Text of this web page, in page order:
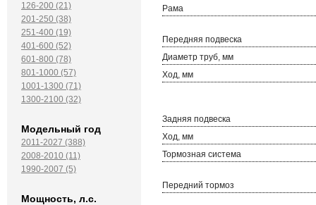
126-200 (21)
201-250 (38)
251-400 (19)
401-600 (52)
601-800 (78)
801-1000 (57)
1001-1300 (71)
1300-2100 (32)
Модельный год
2011-2027 (388)
2008-2010 (11)
1990-2007 (5)
Мощность, л.с.
Рама
Передняя подвеска
Диаметр труб, мм
Ход, мм
Задняя подвеска
Ход, мм
Тормозная система
Передний тормоз